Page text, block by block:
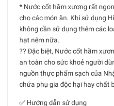
* Nước cốt hầm xương rất
cho các món ăn. Khi sử dụng
không cần sử dụng thêm các
hạt nêm nữa.
?? Đặc biệt, Nước cốt hầm
an toàn cho sức khoẻ người
nguồn thực phẩm sạch của
chứa phụ gia độc hại hay chất
✅ Hướng dẫn sử dụng